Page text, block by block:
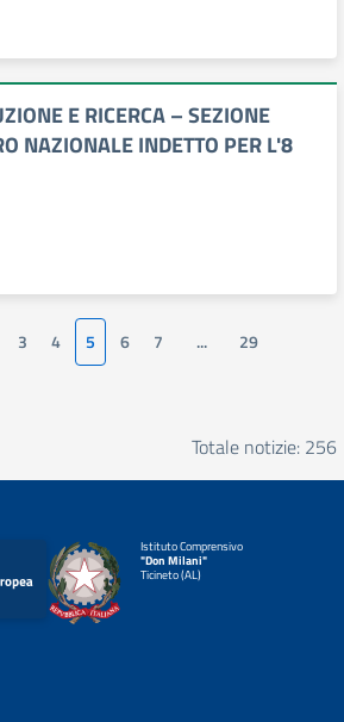
E RICERCA – SEZIONE
NAZIONALE INDETTO PER L'8
3 4 5 6 7 ...
29
Totale notizie: 256
Istituto Comprensivo
"Don Milani"
Ticineto (AL)